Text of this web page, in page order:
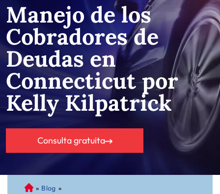
Manejo de los
Cobradores de
Deudas en
Connecticut por
Kelly Kilpatrick
Consulta gratuita
A
» Blog »